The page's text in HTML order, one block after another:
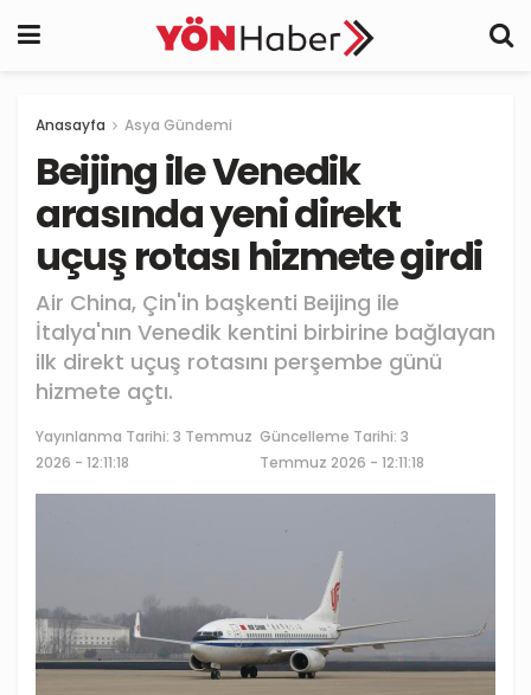
Anasayfa Asya Gündemi
Beijing ile Venedik
arasında yeni direkt
uçuş rotası hizmete girdi
Air China, Çin'in başkenti Beijing ile
İtalya'nın Venedik kentini birbirine bağlayan
ilk direkt uçuş rotasını perşembe günü
hizmete açtı.
Yayınlanma Tarihi: 3 Temmuz
2026 - 12:11:18
Güncelleme Tarihi: 3
Temmuz 2026 - 12:11:18